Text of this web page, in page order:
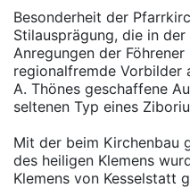
Besonderheit der
Stilausprägung, die in
Anregungen der
regionalfremde Vorbilder
A. Thönes geschaffene
seltenen Typ eines
Mit der beim Kirchenbau
des heiligen Klemens
Klemens von Kesselstatt